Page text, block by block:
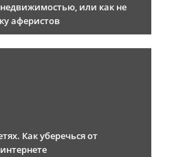
или как не
аферистов
Как уберечься от